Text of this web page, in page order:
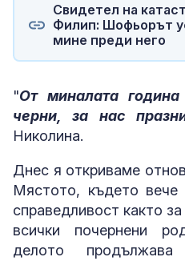
Свидетел на
Филип: Шофьорът
мине преди него
"От миналата
черни, за нас
Николина.
Днес я откриваме
Мястото, където
справедливост както
всички почернени
делото